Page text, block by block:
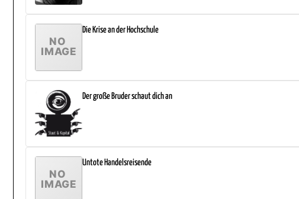
Die Krise an der Hochschule
Der große Bruder schaut dich an
Untote Handelsreisende